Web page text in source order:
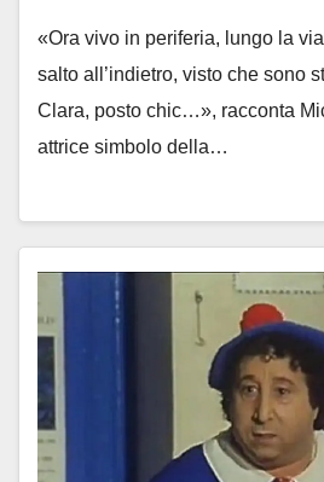
«Ora vivo in periferia, lungo la
salto all’indietro, visto che sono
Clara, posto chic…», racconta
attrice simbolo della…